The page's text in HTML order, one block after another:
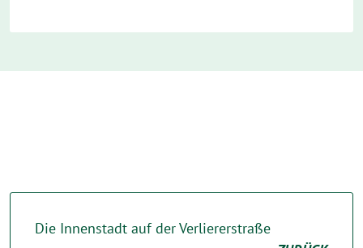
Die Innenstadt auf der Verliererstraße